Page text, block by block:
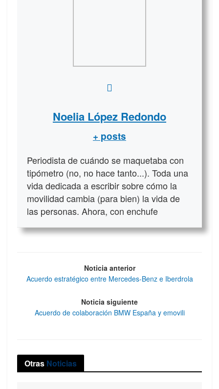
Noelia López Redondo
+ posts
Periodista de cuándo se maquetaba con
tipómetro (no, no hace tanto...). Toda una
vida dedicada a escribir sobre cómo la
movilidad cambia (para bien) la vida de
las personas. Ahora, con enchufe
Noticia anterior
Acuerdo estratégico entre Mercedes-Benz e Iberdrola
Noticia siguiente
Acuerdo de colaboración BMW España y emovili
Otras Noticias